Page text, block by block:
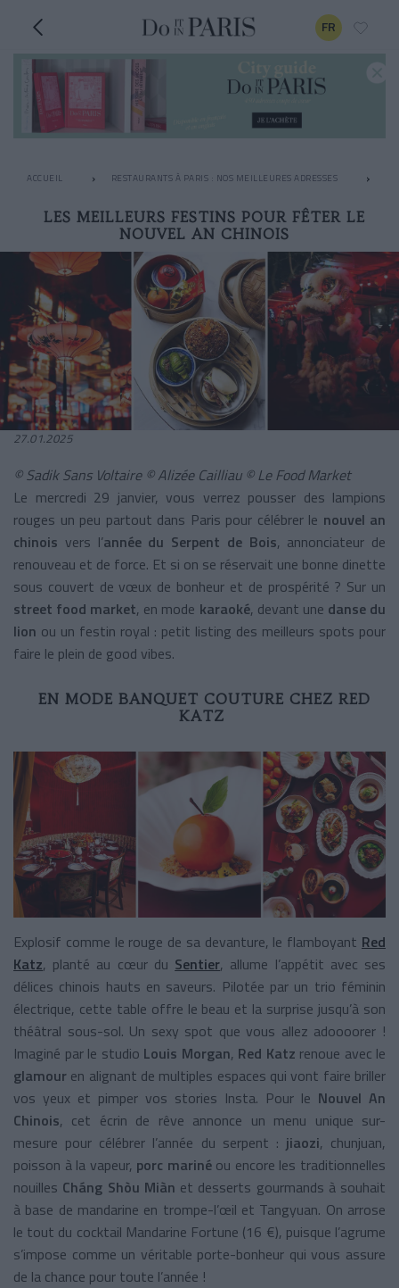
FR
ACCUEIL RESTAURANTS À PARIS : NOS MEILLEURES ADRESSES
LES MEILLEURS FESTINS POUR FÊTER LE
NOUVEL AN CHINOIS
27.01.2025
© Sadik Sans Voltaire © Alizée Cailliau © Le Food Market
Le mercredi 29 janvier, vous verrez pousser des lampions
rouges un peu partout dans Paris pour célébrer le nouvel an
chinois vers l’année du Serpent de Bois, annonciateur de
renouveau et de force. Et si on se réservait une bonne dinette
sous couvert de vœux de bonheur et de prospérité ? Sur un
street food market, en mode karaoké, devant une danse du
lion ou un festin royal : petit listing des meilleurs spots pour
faire le plein de good vibes.
EN MODE BANQUET COUTURE CHEZ RED
KATZ
Explosif comme le rouge de sa devanture, le flamboyant Red
Katz, planté au cœur du Sentier, allume l’appétit avec ses
délices chinois hauts en saveurs. Pilotée par un trio féminin
électrique, cette table offre le beau et la surprise jusqu’à son
théâtral sous-sol. Un sexy spot que vous allez adoooorer !
Imaginé par le studio Louis Morgan, Red Katz renoue avec le
glamour en alignant de multiples espaces qui vont faire briller
vos yeux et pimper vos stories Insta. Pour le Nouvel An
Chinois, cet écrin de rêve annonce un menu unique sur-
mesure pour célébrer l’année du serpent : jiaozi, chunjuan,
poisson à la vapeur, porc marinéou encore les traditionnelles
nouilles Cháng Shòu Miàn et desserts gourmands à souhait
à base de mandarine en trompe-l’œil et Tangyuan. On arrose
le tout du cocktail Mandarine Fortune (16 €), puisque l’agrume
s’impose comme un véritable porte-bonheur qui vous assure
de la chance pour toute l’année !